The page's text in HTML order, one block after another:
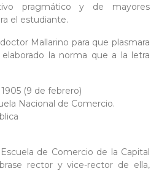
pragmático y de mayores
el estudiante.
Mallarino para que plasmara
la norma que a la letra
(9 de febrero)
Nacional de Comercio.
de Comercio de la Capital
rector y vice-rector de ella,